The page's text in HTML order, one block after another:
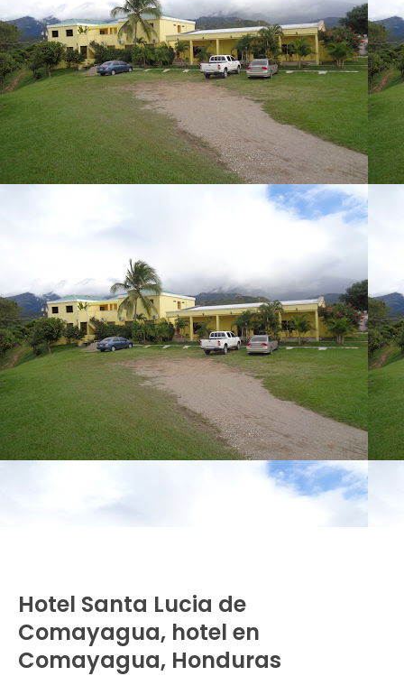
Hotel Santa Lucia de
Comayagua, hotel en
Comayagua, Honduras